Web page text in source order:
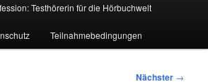
Testhörerin für die Hörbuchwelt
Teilnahmebedingungen
Nächster →